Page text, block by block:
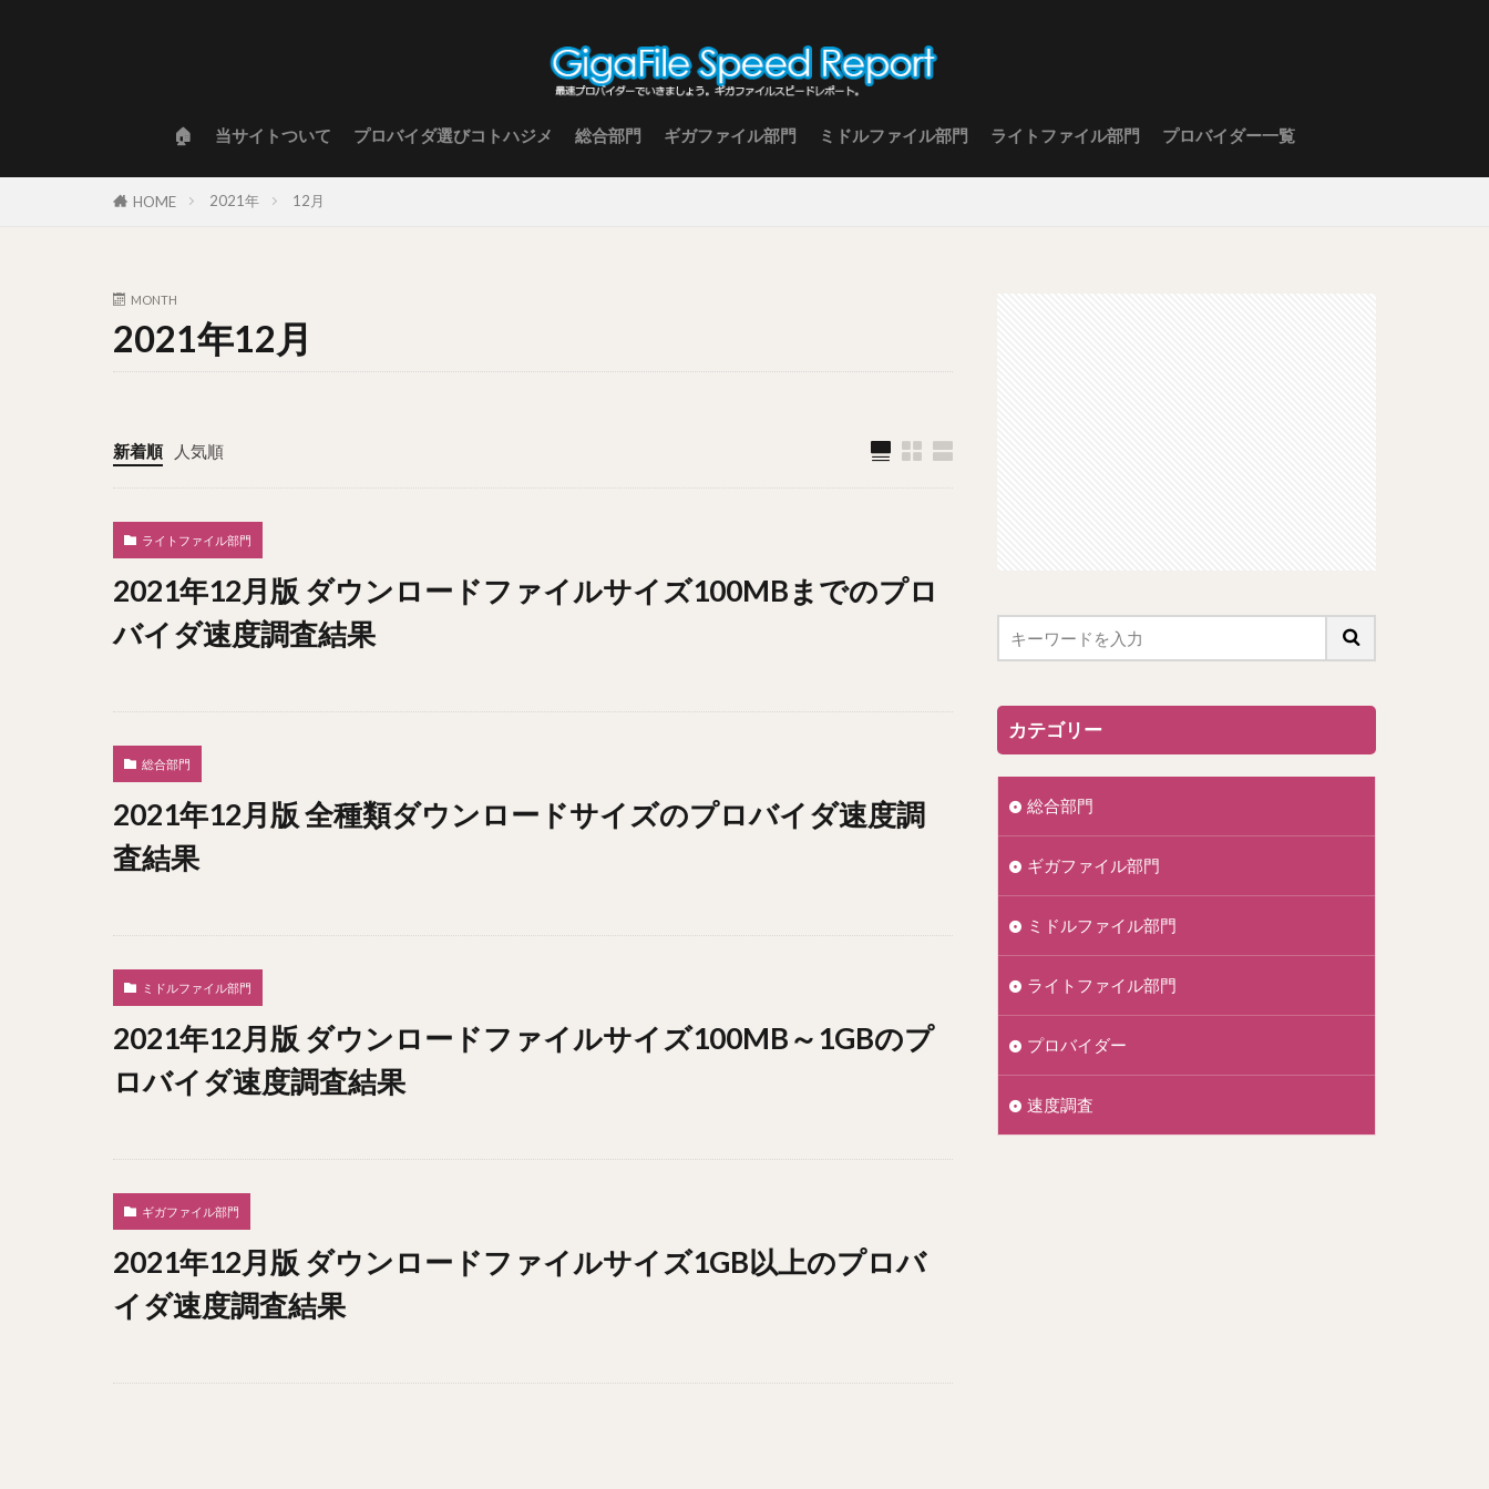
🏠 当サイトついて プロバイダ選びコトハジメ 総合部門 ギガファイル部門 ミドルファイル部門 ライトファイル部門 プロバイダー一覧
HOME 2021年 12月
MONTH
2021年12月
新着順 人気順
ライトファイル部門
2021年12月版 ダウンロードファイルサイズ100MBまでのプロ
バイダ速度調査結果
総合部門
2021年12月版 全種類ダウンロードサイズのプロバイダ速度調
査結果
ミドルファイル部門
2021年12月版 ダウンロードファイルサイズ100MB～1GBのプ
ロバイダ速度調査結果
ギガファイル部門
2021年12月版 ダウンロードファイルサイズ1GB以上のプロバ
イダ速度調査結果
カテゴリー
総合部門
ギガファイル部門
ミドルファイル部門
ライトファイル部門
プロバイダー
速度調査